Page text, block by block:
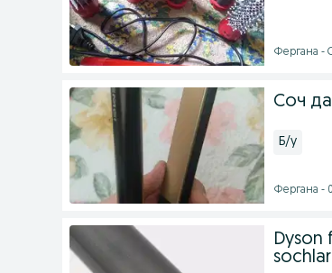
Фергана -
Соч
Б/у
Фергана -
Dyson